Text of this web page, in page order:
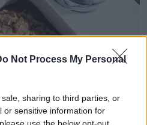
Not Process My Personal
sharing to third parties, or
or sensitive information for